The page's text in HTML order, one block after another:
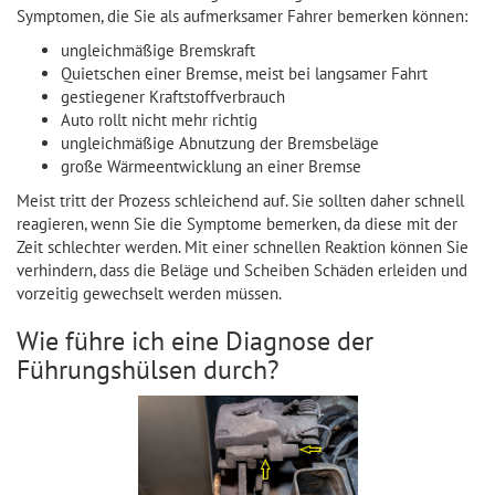
Symptomen, die Sie als aufmerksamer Fahrer bemerken können:
ungleichmäßige Bremskraft
Quietschen einer Bremse, meist bei langsamer Fahrt
gestiegener Kraftstoffverbrauch
Auto rollt nicht mehr richtig
ungleichmäßige Abnutzung der Bremsbeläge
große Wärmeentwicklung an einer Bremse
Meist tritt der Prozess schleichend auf. Sie sollten daher schnell
reagieren, wenn Sie die Symptome bemerken, da diese mit der
Zeit schlechter werden. Mit einer schnellen Reaktion können Sie
verhindern, dass die Beläge und Scheiben Schäden erleiden und
vorzeitig gewechselt werden müssen.
Wie führe ich eine Diagnose der
Führungshülsen durch?